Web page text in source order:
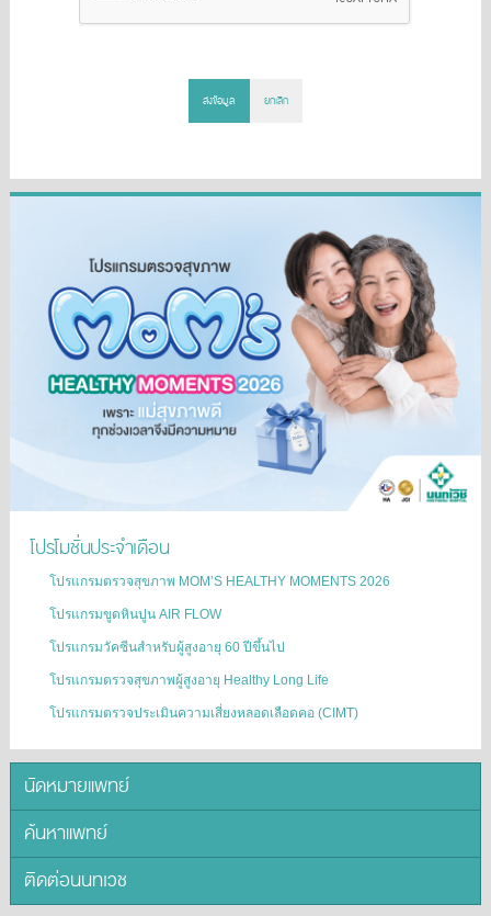
ส่งข้อมูล ยกเลิก
โปรโมชั่นประจำเดือน
โปรแกรมตรวจสุขภาพ MOM’S HEALTHY MOMENTS 2026
โปรแกรมขูดหินปูน AIR FLOW
โปรแกรมวัคซีนสำหรับผู้สูงอายุ 60 ปีขึ้นไป
โปรแกรมตรวจสุขภาพผู้สูงอายุ Healthy Long Life
โปรแกรมตรวจประเมินความเสี่ยงหลอดเลือดคอ (CIMT)
นัดหมายแพทย์
ค้นหาแพทย์
ติดต่อนนทเวช